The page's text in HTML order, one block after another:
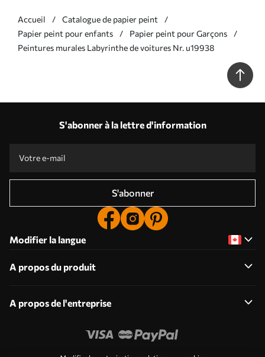
Accueil
Catalogue de papier peint
Papier peint pour enfants
Papier peint pour Garçons
Peintures murales Labyrinthe de voitures Nr. u19938
S'abonner à la lettre d'information
S'abonner
Modifier la langue
A propos du produit
A propos de l'entreprise